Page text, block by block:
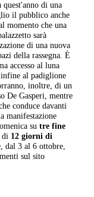
di una
il pubblico anche
momento che una
sarà
di una nuova
della rassegna. È
accesso al luna
al padiglione
inoltre, di un
De Gasperi, mentre
conduce davanti
manifestazione
sutre fine
di 12 giorni di
dal 3 al 6 ottobre,
sul sito